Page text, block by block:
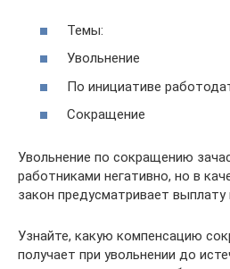
Темы:
Увольнение
По инициативе
Сокращение
Увольнение по сокращению
работниками негативно, но в
закон предусматривает
Узнайте, какую компенсацию
получает при увольнении до